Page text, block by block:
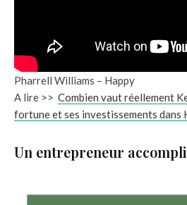
Pharrell Williams – Happy
A lire >> Combien vaut réellement
fortune et ses investissements dans
Un entrepreneur accompli